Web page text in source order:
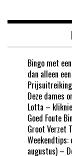
Bingo met
dan alleen
Deze dames
Lotta –
Goed Foute
Groot Verzet
Weekendtips:
augustus) –